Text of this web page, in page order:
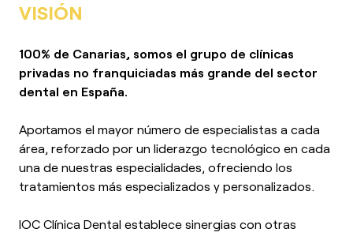
VISIÓN
100% de Canarias, somos el grupo de clínicas
privadas no franquiciadas más grande del sector
dental en España.
Aportamos el mayor número de especialistas a cada
área, reforzado por un liderazgo tecnológico en cada
una de nuestras especialidades, ofreciendo los
tratamientos más especializados y personalizados.
IOC Clínica Dental establece sinergias con otras